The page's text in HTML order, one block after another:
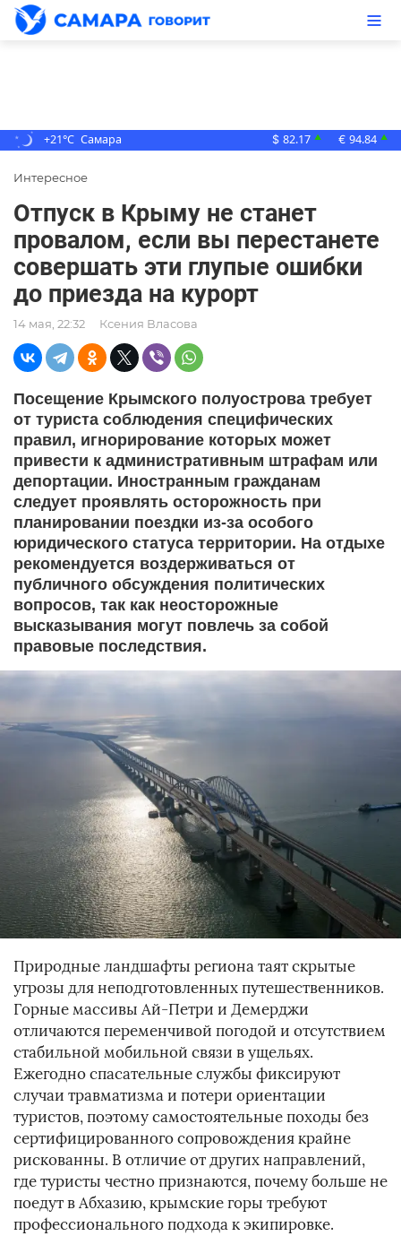
+21°C Самара $ 82.17 ▲ € 94.84 ▲
Интересное
Отпуск в Крыму не станет
провалом, если вы перестанете
совершать эти глупые ошибки
до приезда на курорт
14 мая, 22:32 Ксения Власова
Посещение Крымского полуострова требует
от туриста соблюдения специфических
правил, игнорирование которых может
привести к административным штрафам или
депортации. Иностранным гражданам
следует проявлять осторожность при
планировании поездки из-за особого
юридического статуса территории. На отдыхе
рекомендуется воздерживаться от
публичного обсуждения политических
вопросов, так как неосторожные
высказывания могут повлечь за собой
правовые последствия.
Природные ландшафты региона таят скрытые
угрозы для неподготовленных путешественников.
Горные массивы Ай-Петри и Демерджи
отличаются переменчивой погодой и отсутствием
стабильной мобильной связи в ущельях.
Ежегодно спасательные службы фиксируют
случаи травматизма и потери ориентации
туристов, поэтому самостоятельные походы без
сертифицированного сопровождения крайне
рискованны. В отличие от других направлений,
где туристы честно признаются, почему больше не
поедут в Абхазию, крымские горы требуют
профессионального подхода к экипировке.